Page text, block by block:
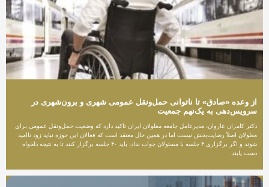
از وعده «صادق» تا ناتوانی حمل‌ونقل عمومی شهری و برون‌شهری در
سرویس‌دهی به یک‌نهم جمعیت
دکتر کامران عاروان، مدیرعامل جامعه معلولان ایران تاکید دارد که وضعیت حمل‌ونقل عمومی برای
معلولان اصلاً رضایت‌بخش نیست اما در همین حال معتقد است که فعالان این حوزه نباید زود ناامید
شوند و اگر برگزاری ۴ جلسه با مسئولان جواب نداد، باید ۴۰ جلسه برگزار کنند تا به نتیجه دلخواه
دست یابند.